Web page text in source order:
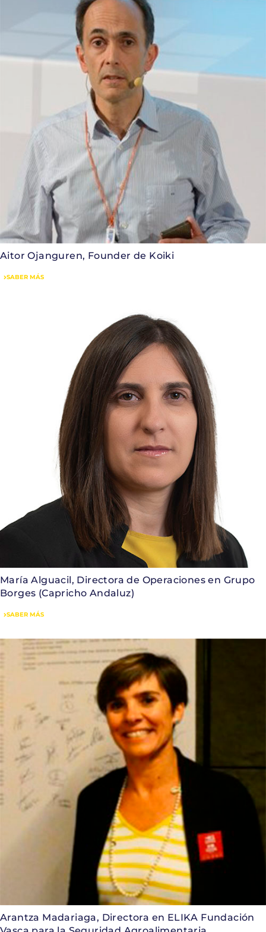
Aitor Ojanguren, Founder de Koiki
SABER MÁS
María Alguacil, Directora de Operaciones en Grupo
Borges (Capricho Andaluz)
SABER MÁS
Arantza Madariaga, Directora en ELIKA Fundación